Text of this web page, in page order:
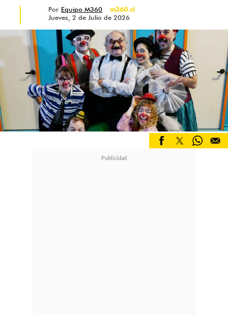
Por Equipo M360
m360.cl
Jueves, 2 de Julio de 2026